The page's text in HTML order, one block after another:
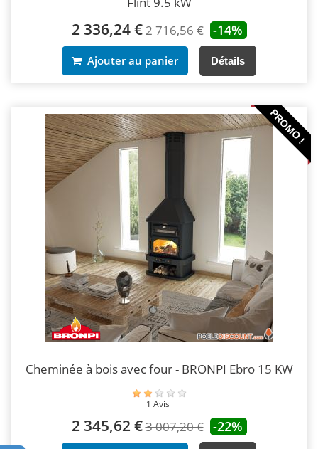
2 336,24 €2 716,56 € -14%
Ajouter au panier Détails
PROMO !
Cheminée à bois avec four - BRONPI Ebro 15 KW
1 Avis
2 345,62 €3 007,20 € -22%